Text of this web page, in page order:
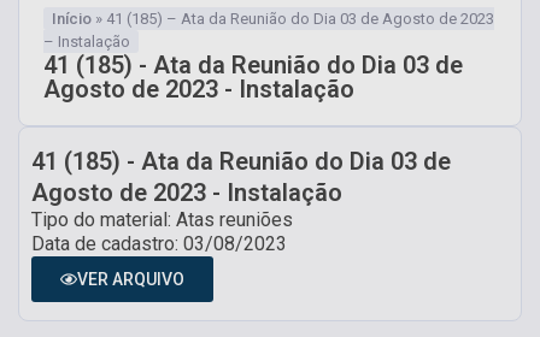
Início » 41 (185) – Ata da Reunião do Dia 03 de Agosto de 2023
– Instalação
41 (185) - Ata da Reunião do Dia 03 de
Agosto de 2023 - Instalação
41 (185) - Ata da Reunião do Dia 03 de
Agosto de 2023 - Instalação
Tipo do material: Atas reuniões
Data de cadastro: 03/08/2023
VER ARQUIVO